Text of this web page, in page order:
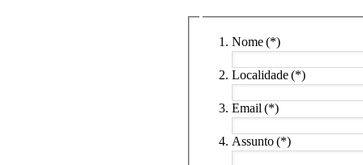
Nome(*)
Localidade(*)
Email (*)
Assunto(*)